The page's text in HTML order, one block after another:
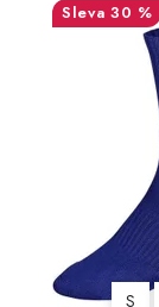
30 %
S